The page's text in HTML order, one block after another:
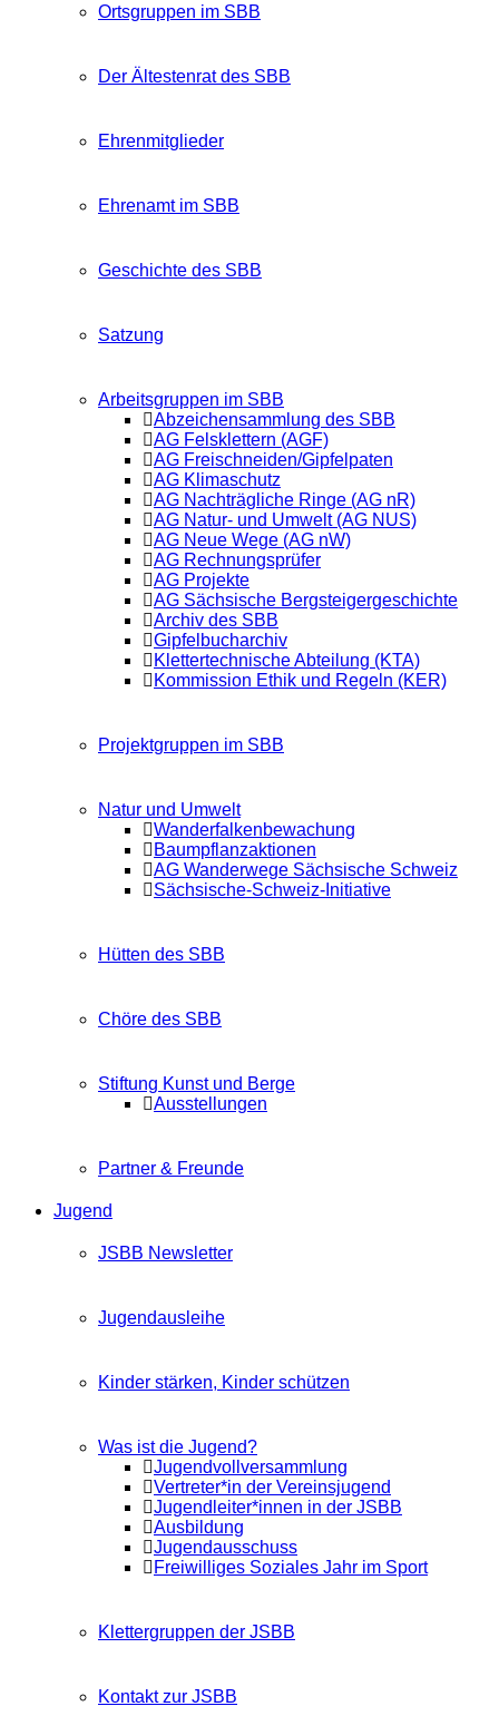
Ortsgruppen im SBB
Der Ältestenrat des SBB
Ehrenmitglieder
Ehrenamt im SBB
Geschichte des SBB
Satzung
Arbeitsgruppen im SBB
Abzeichensammlung des SBB
AG Felsklettern (AGF)
AG Freischneiden/Gipfelpaten
AG Klimaschutz
AG Nachträgliche Ringe (AG nR)
AG Natur- und Umwelt (AG NUS)
AG Neue Wege (AG nW)
AG Rechnungsprüfer
AG Projekte
AG Sächsische Bergsteigergeschichte
Archiv des SBB
Gipfelbucharchiv
Klettertechnische Abteilung (KTA)
Kommission Ethik und Regeln (KER)
Projektgruppen im SBB
Natur und Umwelt
Wanderfalkenbewachung
Baumpflanzaktionen
AG Wanderwege Sächsische Schweiz
Sächsische-Schweiz-Initiative
Hütten des SBB
Chöre des SBB
Stiftung Kunst und Berge
Ausstellungen
Partner & Freunde
Jugend
JSBB Newsletter
Jugendausleihe
Kinder stärken, Kinder schützen
Was ist die Jugend?
Jugendvollversammlung
Vertreter*in der Vereinsjugend
Jugendleiter*innen in der JSBB
Ausbildung
Jugendausschuss
Freiwilliges Soziales Jahr im Sport
Klettergruppen der JSBB
Kontakt zur JSBB